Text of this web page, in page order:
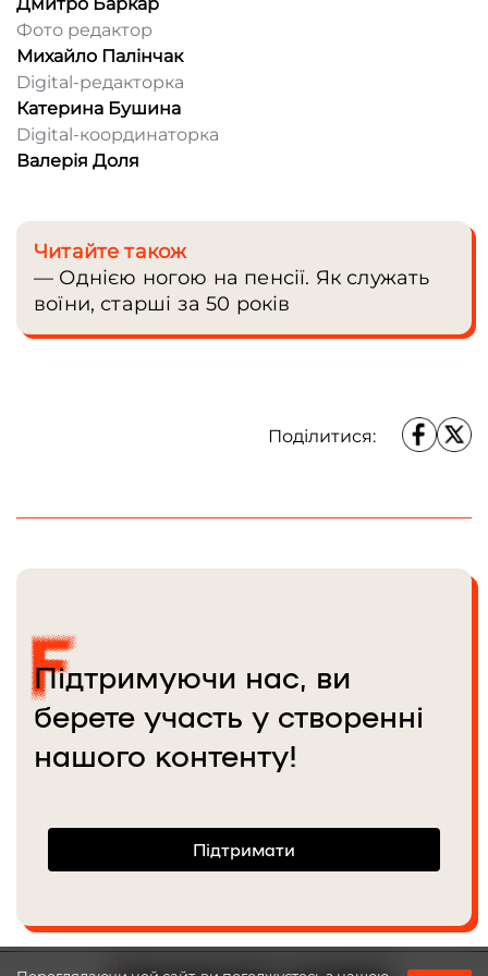
сприймає як можливість
опинятися в місцях і
середовищах, куди зазвичай
складно потрапити. У команді
Фото редактор
Михайло Палінчак
Digital-редакторка
Катерина Бушина
Digital-координаторка
Валерія Доля
Читайте також
— Однією ногою на пенсії. Як служать
воїни, старші за 50 років
Поділитися:
Підтримуючи нас, ви
берете участь у створенні
нашого контенту!
Підтримати